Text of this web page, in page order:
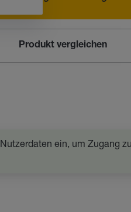
Produkt vergleichen
ein, um Zugang